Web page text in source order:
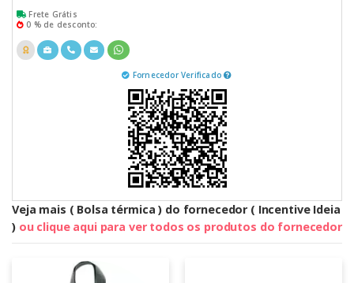
Frete Grátis
0 % de desconto:
Fornecedor Verificado
Veja mais ( Bolsa térmica ) do fornecedor ( Incentive Ideia
) ou clique aqui para ver todos os produtos do fornecedor